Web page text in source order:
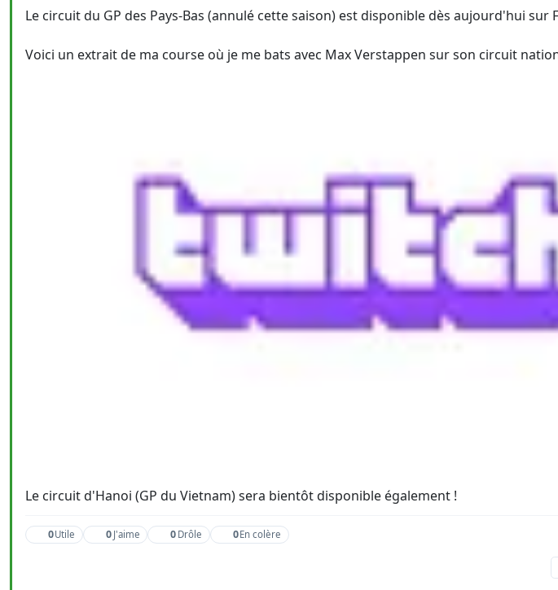
Le circuit du GP des Pays-Bas (annulé cette saison) est disponible dès aujourd'hui sur
Voici un extrait de ma course où je me bats avec Max Verstappen sur son circuit
Le circuit d'Hanoi (GP du Vietnam) sera bientôt disponible également !
0Utile 0 J'aime 0 Drôle 0En colère